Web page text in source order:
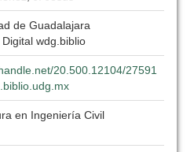
de Guadalajara
wdg.biblio
20.500.12104/27591
en Ingeniería Civil